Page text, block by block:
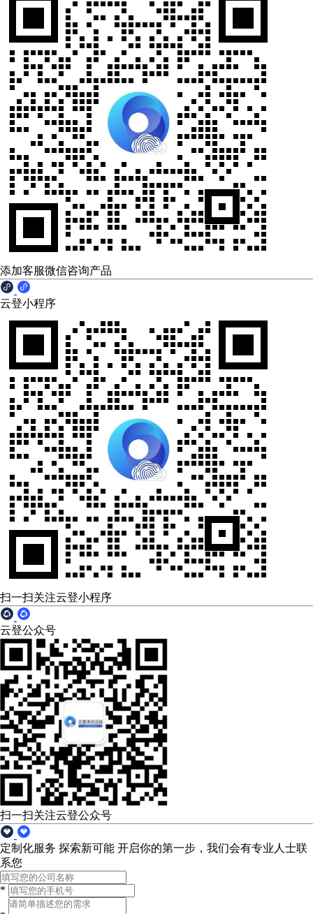
添加客服微信咨询产品
云登小程序
扫一扫关注云登小程序
云登公众号
扫一扫关注云登公众号
定制化服务 探索新可能 开启你的第一步，我们会有专业人士联
系您
*